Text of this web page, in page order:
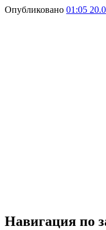
Опубликовано 01:05
Навигация по